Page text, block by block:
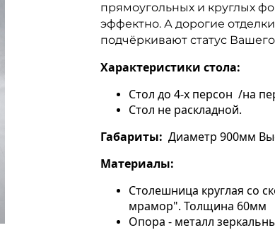
прямоугольных и круглых
эффектно. А дорогие
подчёркивают статус
Характеристики стола:
Стол до 4-х персон /на
Стол не раскладной.
Габариты: Диаметр 900мм
Материалы:
Столешница круглая со
мрамор". Толщина 60мм
Опора - металл